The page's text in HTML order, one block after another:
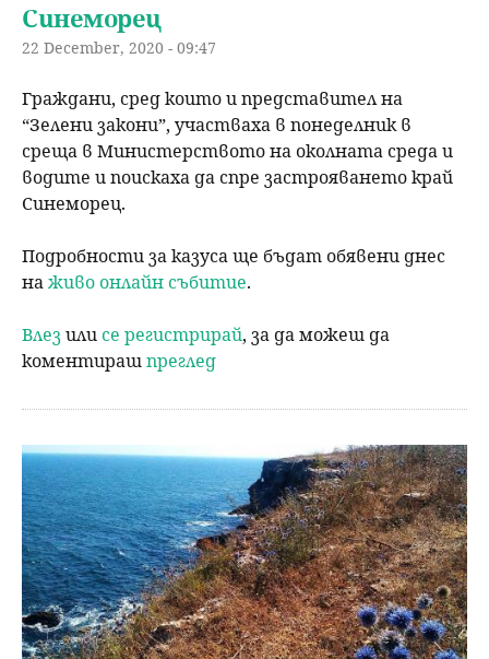
Синеморец
22 December, 2020 - 09:47
Граждани, сред които и представител на
“Зелени закони”, участваха в понеделник в
среща в Министерството на околната среда и
водите и поискаха да спре застрояването край
Синеморец.
Подробности за казуса ще бъдат обявени днес
наживо онлайн събитие.
Влезили се регистрирай, за да можеш да
коментирашпреглед